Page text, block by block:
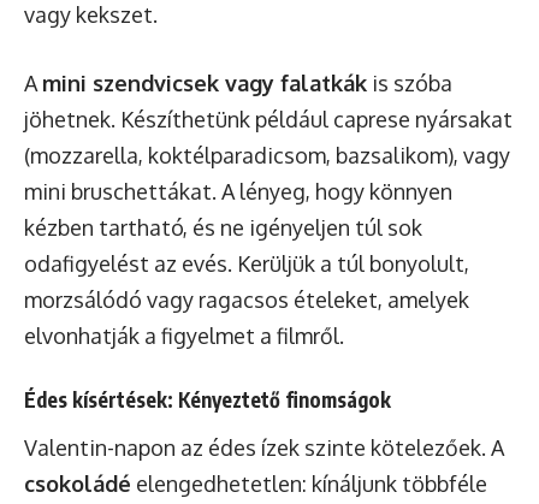
vagy kekszet.
A mini szendvicsek vagy falatkák is szóba
jöhetnek. Készíthetünk például caprese nyársakat
(mozzarella, koktélparadicsom, bazsalikom), vagy
mini bruschettákat. A lényeg, hogy könnyen
kézben tartható, és ne igényeljen túl sok
odafigyelést az evés. Kerüljük a túl bonyolult,
morzsálódó vagy ragacsos ételeket, amelyek
elvonhatják a figyelmet a filmről.
Édes kísértések: Kényeztető finomságok
Valentin-napon az édes ízek szinte kötelezőek. A
csokoládé elengedhetetlen: kínáljunk többféle